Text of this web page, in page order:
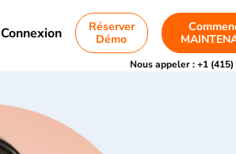
Connexion
Réserver
Démo
Nous appeler :+1